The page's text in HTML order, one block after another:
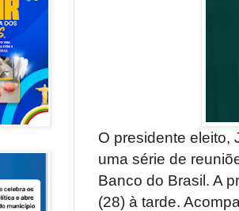
O presidente eleito,
uma série de
Banco do Brasil. A
(28) à tarde.